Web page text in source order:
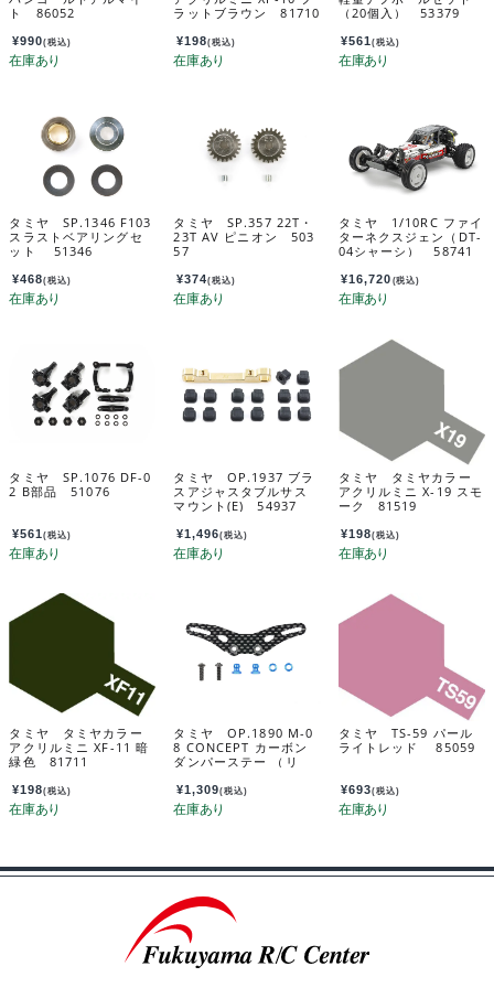
ト 86052
¥990(税込)
ラットブラウン 81710
¥198(税込)
（20個入） 53379
¥561(税込)
タミヤ SP.1346 F103
スラストベアリングセ
ット 51346
¥468(税込)
タミヤ SP.357 22T・
23T AV ピニオン 503
57
¥374(税込)
タミヤ 1/10RC ファイ
ターネクスジェン（DT-
04シャーシ） 58741
¥16,720 (税込)
タミヤ SP.1076 DF-0
2 B部品 51076
¥561(税込)
タミヤ OP.1937 ブラ
スアジャスタブルサス
マウント(E) 54937
¥1,496(税込)
タミヤ タミヤカラー
アクリルミニ X-19 スモ
ーク 81519
¥198(税込)
タミヤ タミヤカラー
アクリルミニ XF-11 暗
緑色 81711
¥198(税込)
タミヤ OP.1890 M-0
8 CONCEPT カーボン
ダンパーステー （リ
¥1,309(税込)
タミヤ TS-59 パール
ライトレッド 85059
¥693(税込)